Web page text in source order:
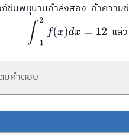
ชันพหุนามกำลังสอง ถ้าความ
−12 f(x d x= แล้ว
มคำตอบ